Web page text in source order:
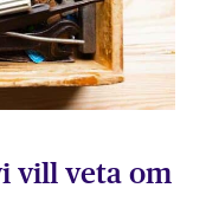
vill veta om